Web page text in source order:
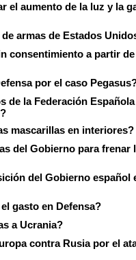
el aumento de la luz y la
armas de Estados
consentimiento a partir
por el caso
de la Federación
mascarillas en interiores?
del Gobierno para frenar
del Gobierno español
gasto en Defensa?
a Ucrania?
contra Rusia por el